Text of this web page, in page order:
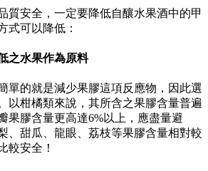
質安全，一定要降低自釀水果酒中的甲
式可以降低：
之水果作為原料
單的就是減少果膠這項反應物，因此選
以柑橘類來說，其所含之果膠含量普遍
果膠含量更高達6%以上，應盡量避
、甜瓜、龍眼、荔枝等果膠含量相對較
較安全！